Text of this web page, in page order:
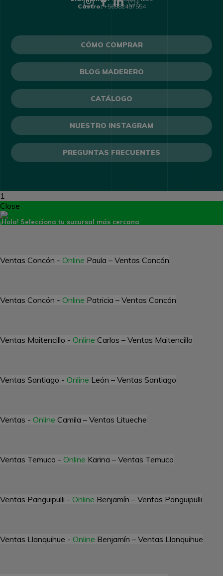
Castro:+56982497554
CÓMO COMPRAR
BLOG MADERERO
CATÁLOGO
NUESTRO INSTAGRAM
PREGUNTAS FRECUENTES
1
Close
¡Hola! Selecciona tu sucursal más cercana
Ventas Concón - Online Paula – Ventas Concón
Ventas Concón - Online Patricia – Ventas Concón
Ventas Maitencillo - Online Carlos – Ventas Maitencillo
Ventas Santiago - Online León – Ventas Santiago
Ventas - Online Camila – Ventas Litueche
Ventas Temuco - Online Karina – Ventas Temuco
Ventas Panguipulli - Online Benjamín – Ventas Panguipulli
Ventas Llanquihue - Online Benjamín – Ventas Llanquihue